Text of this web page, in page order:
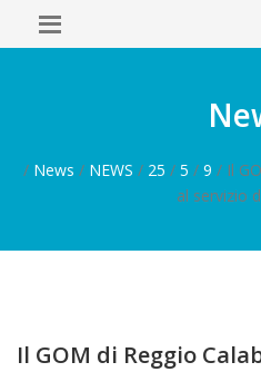
/ News / NEWS / 25 / 5 / 9 / Il
al servizio
Il GOM di Reggio